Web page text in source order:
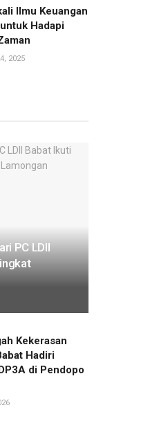
Ilmu Keuangan
Hadapi
2025
PC LDII
Kekerasan
Hadiri
di Pendopo